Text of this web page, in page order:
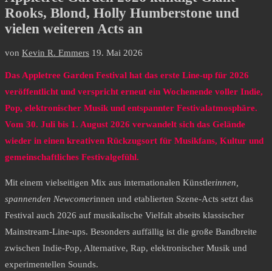
Rooks, Blond, Holly Humberstone und
vielen weiteren Acts an
von Kevin R. Emmers 19. Mai 2026
Das Appletree Garden Festival hat das erste Line-up für 2026
veröffentlicht und verspricht erneut ein Wochenende voller Indie,
Pop, elektronischer Musik und entspannter Festivalatmosphäre.
Vom 30. Juli bis 1. August 2026 verwandelt sich das Gelände
wieder in einen kreativen Rückzugsort für Musikfans, Kultur und
gemeinschaftliches Festivalgefühl.
Mit einem vielseitigen Mix aus internationalen Künstlerinnen,
spannenden Newcomerinnen und etablierten Szene-Acts setzt das
Festival auch 2026 auf musikalische Vielfalt abseits klassischer
Mainstream-Line-ups. Besonders auffällig ist die große Bandbreite
zwischen Indie-Pop, Alternative, Rap, elektronischer Musik und
experimentellen Sounds.